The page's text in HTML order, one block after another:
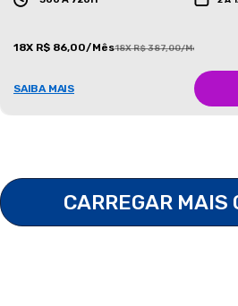
18X R$ 86,00/Mês18X R$ 387,00/Mês
SAIBA MAIS
CARREGAR MAIS